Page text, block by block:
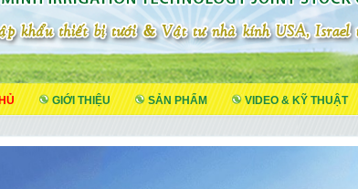
GIỚI THIỆU SẢN PHẨM VIDEO & KỸ THUẬT